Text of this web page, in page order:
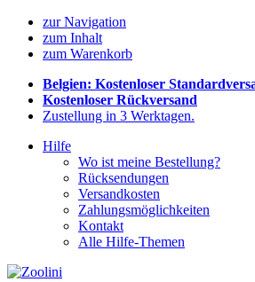
zur Navigation
zum Inhalt
zum Warenkorb
Belgien: Kostenloser
Kostenloser Rückversand
Zustellung in 3 Werktagen.
Hilfe
Wo ist meine Bestellung?
Rücksendungen
Versandkosten
Zahlungsmöglichkeiten
Kontakt
Alle Hilfe-Themen